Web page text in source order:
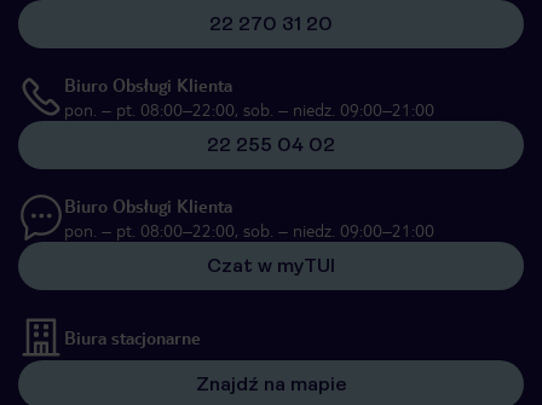
22 270 31 20
Biuro Obsługi Klienta
pon. – pt. 08:00–22:00, sob. – niedz. 09:00–21:00
22 255 04 02
Biuro Obsługi Klienta
pon. – pt. 08:00–22:00, sob. – niedz. 09:00–21:00
Czat w myTUI
Biura stacjonarne
Znajdź na mapie